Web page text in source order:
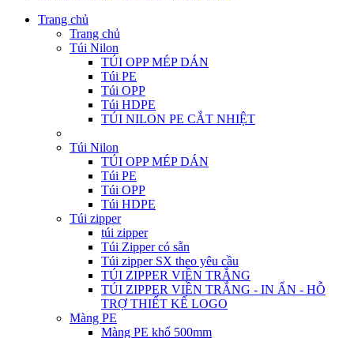
Trang chủ
Trang chủ
Túi Nilon
TÚI OPP MÉP DÁN
Túi PE
Túi OPP
Túi HDPE
TÚI NILON PE CẮT NHIỆT
Túi Nilon
TÚI OPP MÉP DÁN
Túi PE
Túi OPP
Túi HDPE
Túi zipper
túi zipper
Túi Zipper có sẵn
Túi zipper SX theo yêu cầu
TÚI ZIPPER VIỀN TRẮNG
TÚI ZIPPER VIỀN TRẮNG - IN ẤN - HỖ
TRỢ THIẾT KẾ LOGO
Màng PE
Màng PE khổ 500mm